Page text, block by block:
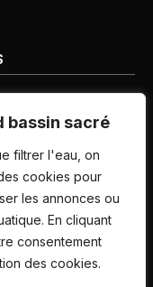
bassin sacré
filtrer l'eau, on
cookies pour
les annonces ou
En cliquant
consentement
des cookies.